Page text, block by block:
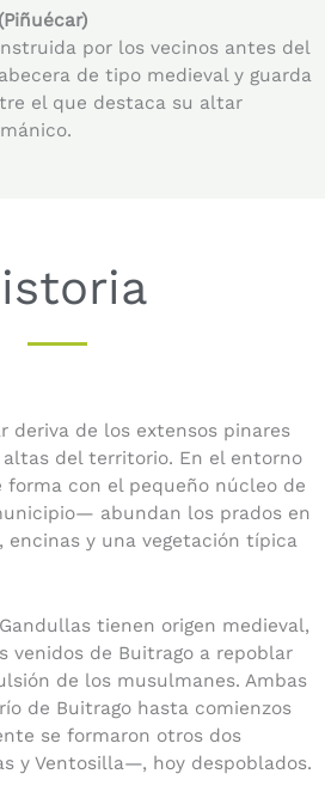
por los vecinos antes del
de tipo medieval y guarda
el que destaca su altar
deriva de los extensos pinares
del territorio. En el entorno
con el pequeño núcleo de
abundan los prados en
encinas y una vegetación típica
tienen origen medieval,
venidos de Buitrago a repoblar
de los musulmanes. Ambas
de Buitrago hasta comienzos
se formaron otros dos
y Ventosilla—, hoy despoblados.